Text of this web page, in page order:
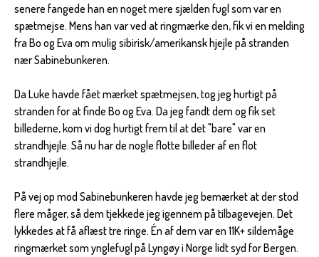
senere fangede han en noget mere sjælden fugl som var en
spætmejse. Mens han var ved at ringmærke den, fik vi en melding
fra Bo og Eva om mulig sibirisk/amerikansk hjejle på stranden
nær Sabinebunkeren.
Da Luke havde fået mærket spætmejsen, tog jeg hurtigt på
stranden for at finde Bo og Eva. Da jeg fandt dem og fik set
billederne, kom vi dog hurtigt frem til at det "bare" var en
strandhjejle. Så nu har de nogle flotte billeder af en flot
strandhjejle.
På vej op mod Sabinebunkeren havde jeg bemærket at der stod
flere måger, så dem tjekkede jeg igennem på tilbagevejen. Det
lykkedes at få aflæst tre ringe. Én af dem var en 11K+ sildemåge
ringmærket som ynglefugl på Lyngøy i Norge lidt syd for Bergen.